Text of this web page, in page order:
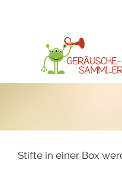
Stifte in einer Box